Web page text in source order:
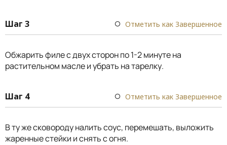
Шаг 3 Отметить как Завершенное
Обжарить филе с двух сторон по 1-2 минуте на
растительном масле и убрать на тарелку.
Шаг 4 Отметить как Завершенное
В ту же сковороду налить соус, перемешать, выложить
жаренные стейки и снять с огня.